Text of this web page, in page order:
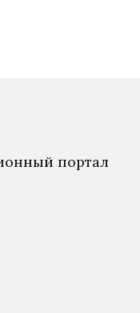
портал